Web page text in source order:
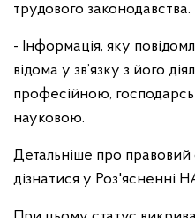
трудового законодавства.
- Інформація, яку
відома у зв’язку з його
професійною,
науковою.
Детальніше про
дізнатися у Роз'ясненні